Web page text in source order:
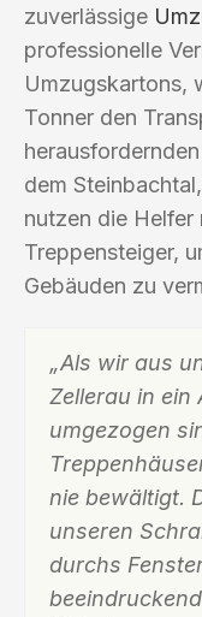
zuverlässige
professionelle
Umzugskartons,
Tonner den
dem
nutzen die
Treppensteiger,
Gebäuden zu
„Als wir aus
Zellerau in ein
umgezogen
nie bewältigt.
unseren
durchs